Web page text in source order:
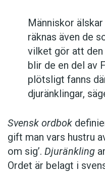
Människor
räknas även de
vilket gör att den
blir de en del av
plötsligt fanns
djuränklingar,
Svensk ordbok
gift man vars hustru
om sig’. Djuränkling
Ordet är belagt i